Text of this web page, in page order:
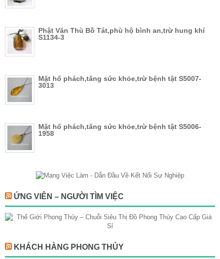
Phật Văn Thù Bồ Tát,phù hộ bình an,trừ hung khí
S1134-3
Mặt hổ phách,tăng sức khỏe,trừ bệnh tật S5007-
3013
Mặt hổ phách,tăng sức khỏe,trừ bệnh tật S5006-
1958
ỨNG VIÊN – NGƯỜI TÌM VIỆC
KHÁCH HÀNG PHONG THỦY